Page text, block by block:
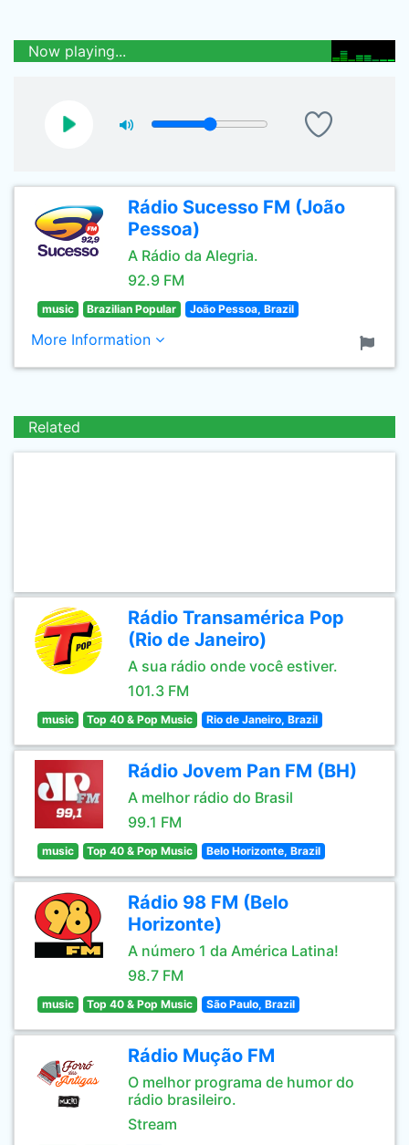
Now playing...
Rádio Sucesso FM (João
Pessoa)
A Rádio da Alegria.
92.9 FM
music Brazilian Popular João Pessoa, Brazil
More Information
Related
Rádio Transamérica Pop
(Rio de Janeiro)
A sua rádio onde você estiver.
101.3 FM
music Top 40 & Pop Music Rio de Janeiro, Brazil
Rádio Jovem Pan FM (BH)
A melhor rádio do Brasil
99.1 FM
music Top 40 & Pop Music Belo Horizonte, Brazil
Rádio 98 FM (Belo
Horizonte)
A número 1 da América Latina!
98.7 FM
music Top 40 & Pop Music São Paulo, Brazil
Rádio Mução FM
O melhor programa de humor do
rádio brasileiro.
Stream